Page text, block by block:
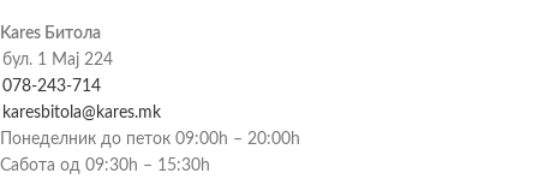
Kares Битола
бул. 1 Мај 224
078-243-714
karesbitola@kares.mk
Понеделник до петок 09:00h – 20:00h
Сабота од 09:30h – 15:30h